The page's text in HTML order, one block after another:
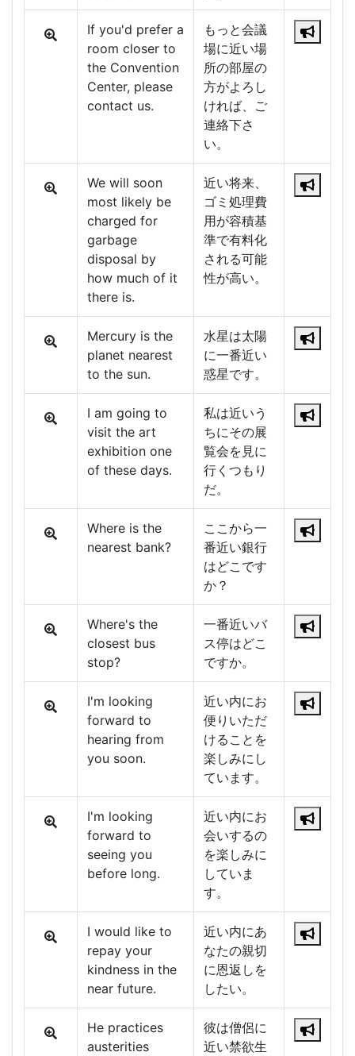
If you'd prefer a
room closer to
the Convention
Center, please
contact us.
もっと会議
場に近い場
所の部屋の
方がよろし
ければ、ご
連絡下さ
い。
We will soon
most likely be
charged for
garbage
disposal by
how much of it
there is.
近い将来、
ゴミ処理費
用が容積基
準で有料化
される可能
性が高い。
Mercury is the
planet nearest
to the sun.
水星は太陽
に一番近い
惑星です。
I am going to
visit the art
exhibition one
of these days.
私は近いう
ちにその展
覧会を見に
行くつもり
だ。
Where is the
nearest bank?
ここから一
番近い銀行
はどこです
か？
Where's the
closest bus
stop?
一番近いバ
ス停はどこ
ですか。
I'm looking
forward to
hearing from
you soon.
近い内にお
便りいただ
けることを
楽しみにし
ています。
I'm looking
forward to
seeing you
before long.
近い内にお
会いするの
を楽しみに
していま
す。
I would like to
repay your
kindness in the
near future.
近い内にあ
なたの親切
に恩返しを
したい。
He practices
austerities
彼は僧侶に
近い禁欲生